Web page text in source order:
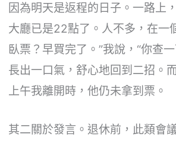
因為明天是返程的日子。一路上
大廳已是22點了。人不多，在一
臥票？早買完了。”我說，“你查
長出一口氣，舒心地回到二招。
上午我離開時，他仍未拿到票。
其二關於發言。退休前，此類會